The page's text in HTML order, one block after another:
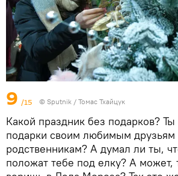
9 /15 © Sputnik / Томас Тхайцук
Какой праздник без подарков?
подарки своим любимым друзьям
родственникам? А думал ли ты,
положат тебе под елку? А